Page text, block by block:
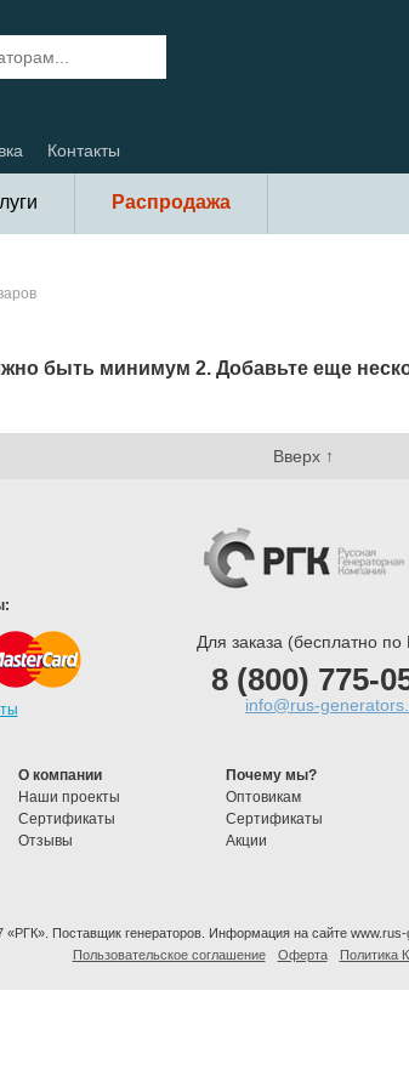
Контакты
Распродажа
быть минимум 2. Добавьте еще
Вверх ↑
Для заказа (бесплатно по
8 (800) 775-
info@rus-
О компании
Наши проекты
Cертификаты
Отзывы
Почему мы?
Оптовикам
Cертификаты
Акции
Поставщик генераторов. Информация на сайте www.rus-
Пользовательское соглашение
Оферта Политика